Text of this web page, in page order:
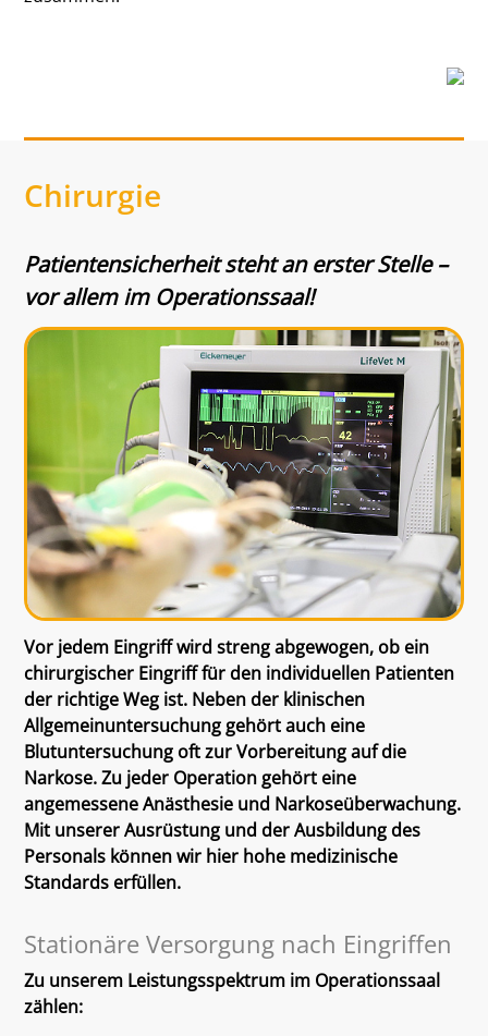
Chirurgie
Patientensicherheit steht an erster Stelle –
vor allem im Operationssaal!
Vor jedem Eingriff wird streng abgewogen, ob ein
chirurgischer Eingriff für den individuellen Patienten
der richtige Weg ist. Neben der klinischen
Allgemeinuntersuchung gehört auch eine
Blutuntersuchung oft zur Vorbereitung auf die
Narkose. Zu jeder Operation gehört eine
angemessene Anästhesie und Narkoseüberwachung.
Mit unserer Ausrüstung und der Ausbildung des
Personals können wir hier hohe medizinische
Standards erfüllen.
Stationäre Versorgung nach Eingriffen
Zu unserem Leistungsspektrum im Operationssaal
zählen: